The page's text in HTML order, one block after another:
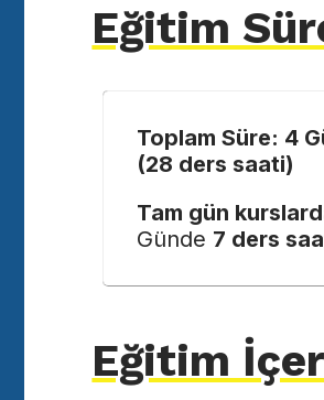
Eğitim
Toplam Süre: 4
(28 ders saati)
Tam gün
Günde 7 ders
Eğitim